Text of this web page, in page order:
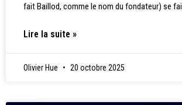
fait Baillod, comme le nom du fondateur) se
Lire la suite »
Olivier Hue 20 octobre 2025